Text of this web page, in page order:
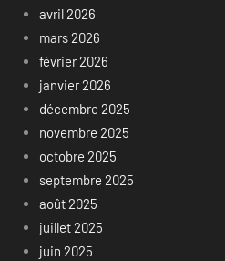
avril 2026
mars 2026
février 2026
janvier 2026
décembre 2025
novembre 2025
octobre 2025
septembre 2025
août 2025
juillet 2025
juin 2025